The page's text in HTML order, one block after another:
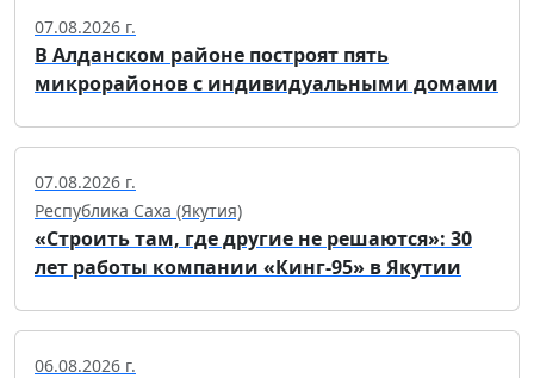
07.08.2026 г.
В Алданском районе построят пять
микрорайонов с индивидуальными домами
07.08.2026 г.
Республика Саха (Якутия)
«Строить там, где другие не решаются»: 30
лет работы компании «Кинг-95» в Якутии
06.08.2026 г.